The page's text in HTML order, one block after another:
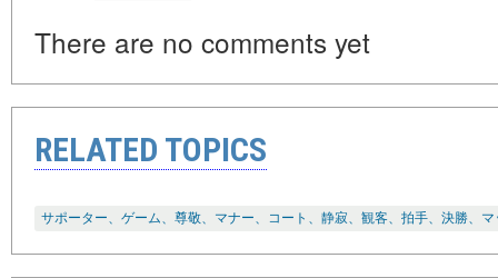
There are no comments yet
RELATED TOPICS
サポーター、ゲーム、尊敬、マナー、コート、静寂、観客、拍手、決勝、